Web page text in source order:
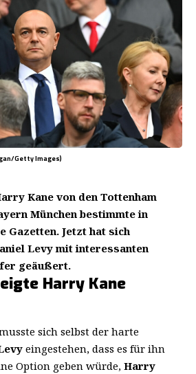
Getty Images)
Kane von den Tottenham
München bestimmte in
Gazetten. Jetzt hat sich
Levy mit interessanten
geäußert.
Harry Kane
sich selbst der harte
eingestehen, dass es für ihn
Option geben würde, Harry